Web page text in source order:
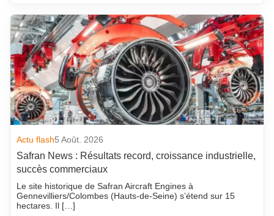
Actu flash5 Août. 2026
Safran News : Résultats record, croissance industrielle,
succès commerciaux
Le site historique de Safran Aircraft Engines à
Gennevilliers/Colombes (Hauts-de-Seine) s’étend sur 15
hectares. Il […]